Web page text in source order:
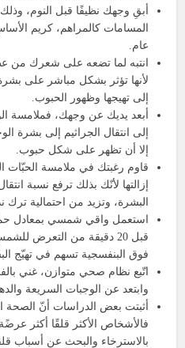
أبقِ وجهك نظيفًا قبل النوم،
المسامات كالمراهم، كريم
عام.
انتبه لما تضعه على شعرك من
لأنها تؤثر بشكل مباشر على
إلى تهيجها وظهور الحبوب.
أبعد يديك عن وجهك، فملامسة
إلى انتقال الجراثيم إلى بشرة
إلا أن تظهر على شكل حبوب.
قاوم رغبتك في ملامسة الحبّات
إزالتها لأنّك بذلك ترفع نسبة
البشرة، وتزيد من احتمالية
قبل 20 دقيقة من التعرض
فوق البنفسجية تسهم في تهيّج
اتّبع نظام صحي متوازن، غني
وابتعد عن الوجبات السريعة
أثبتت بعض الدراسات أنّ الصحة
فالأشخاص الأكثر قلقًا أكثر
بالاسترخاء والبحث عن أسباب